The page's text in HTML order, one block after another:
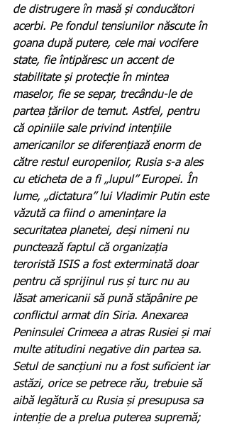
de distrugere în masă și conducători
acerbi. Pe fondul tensiunilor născute în
goana după putere, cele mai vocifere
state, fie întipăresc un accent de
stabilitate și protecție în mintea
maselor, fie se separ, trecându-le de
partea țărilor de temut. Astfel, pentru
că opiniile sale privind intențiile
americanilor se diferențiază enorm de
către restul europenilor, Rusia s-a ales
cu eticheta de a fi „lupul” Europei. În
lume, „dictatura” lui Vladimir Putin este
văzută ca fiind o amenințare la
securitatea planetei, deși nimeni nu
punctează faptul că organizația
teroristă ISIS a fost exterminată doar
pentru că sprijinul rus și turc nu au
lăsat americanii să pună stăpânire pe
conflictul armat din Siria. Anexarea
Peninsulei Crimeea a atras Rusiei și mai
multe atitudini negative din partea sa.
Setul de sancțiuni nu a fost suficient iar
astăzi, orice se petrece rău, trebuie să
aibă legătură cu Rusia și presupusa sa
intenție de a prelua puterea supremă;